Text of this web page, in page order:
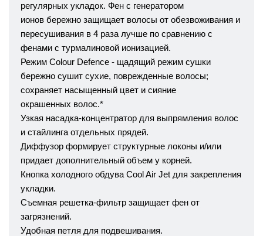
регулярных укладок. Фен с генератором
ионов бережно защищает волосы от обезвоживания и
пересушивания в 4 раза лучше по сравнению с
фенами с турмалиновой ионизацией.
Режим Colour Defence - щадящий режим сушки
бережно сушит сухие, поврежденные волосы;
сохраняет насыщенный цвет и сияние
окрашенных волос.*
Узкая насадка-концентратор для выпрямления волос
и стайлинга отдельных прядей.
Диффузор формирует структурные локоны и/или
придает дополнительный объем у корней.
Кнопка холодного обдува Cool Air Jet для закрепления
укладки.
Съемная решетка-фильтр защищает фен от
загрязнений.
Удобная петля для подвешивания.